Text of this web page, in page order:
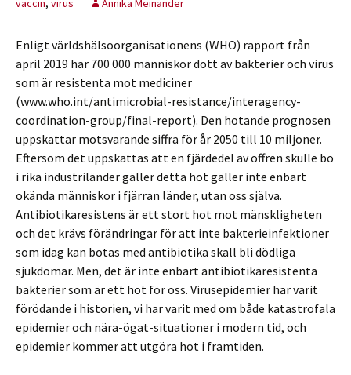
vaccin, virus Annika Meinander
Enligt världshälsoorganisationens (WHO) rapport från
april 2019 har 700 000 människor dött av bakterier och virus
som är resistenta mot mediciner
(www.who.int/antimicrobial-resistance/interagency-
coordination-group/final-report). Den hotande prognosen
uppskattar motsvarande siffra för år 2050 till 10 miljoner.
Eftersom det uppskattas att en fjärdedel av offren skulle bo
i rika industriländer gäller detta hot gäller inte enbart
okända människor i fjärran länder, utan oss själva.
Antibiotikaresistens är ett stort hot mot mänskligheten
och det krävs förändringar för att inte bakterieinfektioner
som idag kan botas med antibiotika skall bli dödliga
sjukdomar. Men, det är inte enbart antibiotikaresistenta
bakterier som är ett hot för oss. Virusepidemier har varit
förödande i historien, vi har varit med om både katastrofala
epidemier och nära-ögat-situationer i modern tid, och
epidemier kommer att utgöra hot i framtiden.